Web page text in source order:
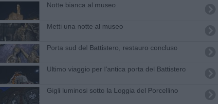
Notte bianca al museo
Metti una notte al museo
Porta sud del Battistero, restauro concluso
Ultimo viaggio per l'antica porta del Battistero
Gigli luminosi sotto la Loggia del Porcellino